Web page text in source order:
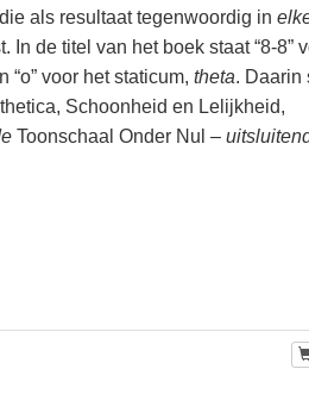
Leider van
als resultaat tegenwoordig in
de titel van het boek staat “8-8”
“o” voor het staticum, theta. Daarin
Schoonheid en Lelijkheid,
Toonschaal Onder Nul –